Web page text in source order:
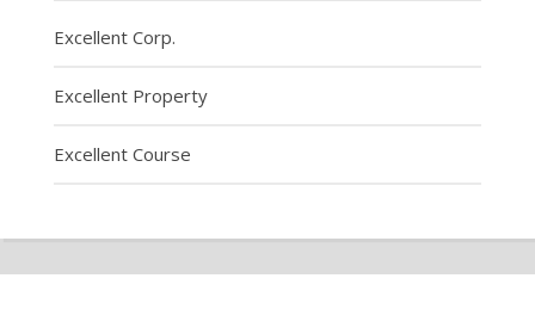
Excellent Corp.
Excellent Property
Excellent Course